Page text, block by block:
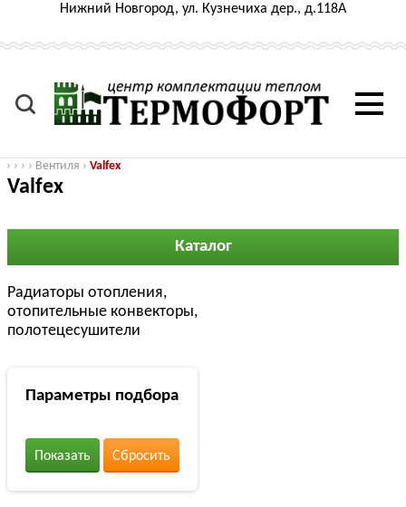
Нижний Новгород, ул. Кузнечиха дер., д.118А
› › › › Вентиля › Valfex
Valfex
Каталог
Радиаторы отопления,
отопительные конвекторы,
полотецесушители
Параметры подбора
Показать Сбросить